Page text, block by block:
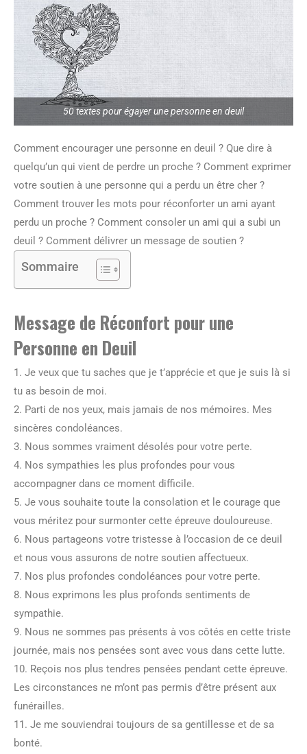
50 textes pour égayer une personne en deuil
Comment encourager une personne en deuil ? Que dire à
quelqu’un qui vient de perdre un proche ? Comment exprimer
votre soutien à une personne qui a perdu un être cher ?
Comment trouver les mots pour réconforter un ami ayant
perdu un proche ? Comment consoler un ami qui a subi un
deuil ? Comment délivrer un message de soutien ?
Sommaire
Message de Réconfort pour une
Personne en Deuil
1. Je veux que tu saches que je t’apprécie et que je suis là si
tu as besoin de moi.
2. Parti de nos yeux, mais jamais de nos mémoires. Mes
sincères condoléances.
3. Nous sommes vraiment désolés pour votre perte.
4. Nos sympathies les plus profondes pour vous
accompagner dans ce moment difficile.
5. Je vous souhaite toute la consolation et le courage que
vous méritez pour surmonter cette épreuve douloureuse.
6. Nous partageons votre tristesse à l’occasion de ce deuil
et nous vous assurons de notre soutien affectueux.
7. Nos plus profondes condoléances pour votre perte.
8. Nous exprimons les plus profonds sentiments de
sympathie.
9. Nous ne sommes pas présents à vos côtés en cette triste
journée, mais nos pensées sont avec vous dans cette lutte.
10. Reçois nos plus tendres pensées pendant cette épreuve.
Les circonstances ne m’ont pas permis d’être présent aux
funérailles.
11. Je me souviendrai toujours de sa gentillesse et de sa
bonté.